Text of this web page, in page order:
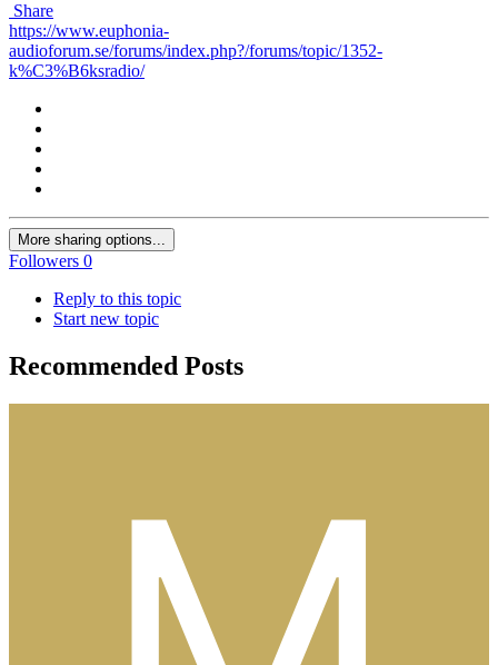
Share
https://www.euphonia-
audioforum.se/forums/index.php?/forums/topic/1352-
k%C3%B6ksradio/
More sharing options...
Followers 0
Reply to this topic
Start new topic
Recommended Posts